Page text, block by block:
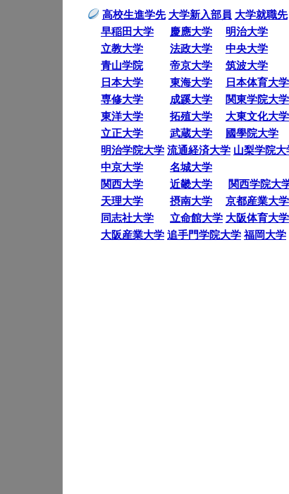
高校生進学先 大学新入部員 大学就職先
早稲田大学
慶應大学
明治大学
立教大学
法政大学
中央大学
青山学院
帝京大学
筑波大学
日本大学
東海大学
日本体育大学
専修大学
成蹊大学
関東学院大学
東洋大学
拓殖大学
大東文化大学
立正大学
武蔵大学
國學院大学
明治学院大学 流通経済大学 山梨学院大
中京大学
名城大学
関西大学
近畿大学
関西学院大
天理大学
摂南大学
京都産業大学
同志社大学
立命館大学 大阪体育大学
大阪産業大学 追手門学院大学 福岡大学